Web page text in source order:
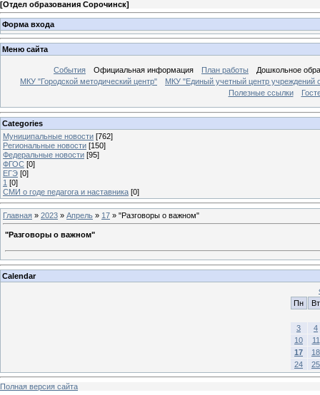
[Отдел образования Сорочинск]
Форма входа
Меню сайта
События Официальная информация План работы
Дошкольное
МКУ "Городской методический центр"
МКУ "Единый учетный центр учреждений
Полезные ссылки
Categories
Муниципальные новости [762]
Региональные новости [150]
Федеральные новости [95]
ФГОС [0]
ЕГЭ [0]
1 [0]
СМИ о годе педагога и наставника [0]
Главная » 2023 » Апрель » 17 » "Разговоры о важном"
"Разговоры о важном"
Calendar
Пн
Вт
3
4
10
11
17
18
24
25
Полная версия сайта